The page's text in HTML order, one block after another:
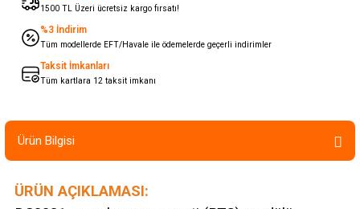
1500 TL Üzeri ücretsiz kargo fırsatı!
%3 İndirim
Tüm modellerde EFT/Havale ile ödemelerde geçerli indirimler
Taksit İmkanları
Tüm kartlara 12 taksit imkanı
Ürün Bilgisi
ÜRÜN AÇIKLAMASI: